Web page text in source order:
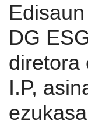
DG
diretora
I.P,